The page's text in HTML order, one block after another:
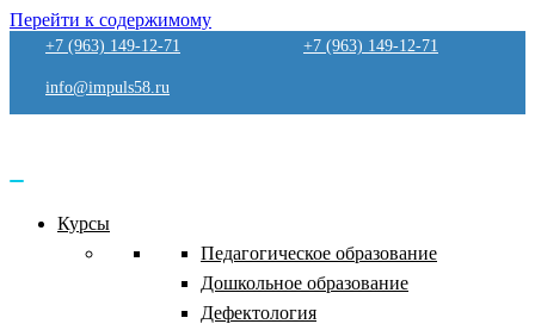
Перейти к содержимому
+7 (963) 149-12-71 +7 (963) 149-12-71
info@impuls58.ru
Курсы
Педагогическое образование
Дошкольное образование
Дефектология